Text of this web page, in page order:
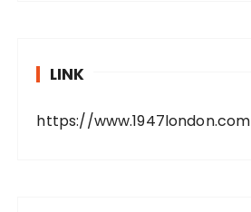
LINK
https://www.1947london.com